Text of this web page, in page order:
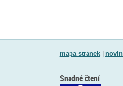
mapa stránek|
Snadné čtení